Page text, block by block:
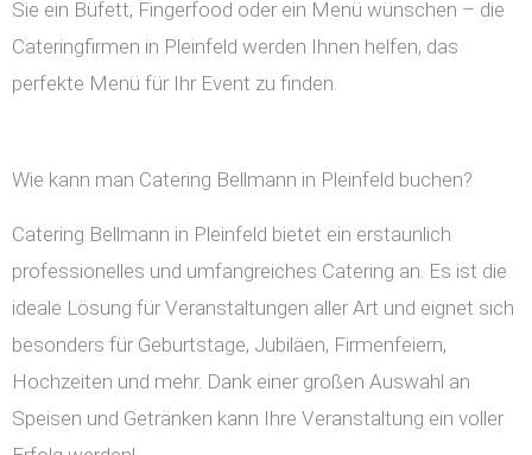
Sie ein Büfett, Fingerfood oder ein Menü wünschen – die
Cateringfirmen in Pleinfeld werden Ihnen helfen, das
perfekte Menü für Ihr Event zu finden.
Wie kann man Catering Bellmann in Pleinfeld buchen?
Catering Bellmann in Pleinfeld bietet ein erstaunlich
professionelles und umfangreiches Catering an. Es ist die
ideale Lösung für Veranstaltungen aller Art und eignet sich
besonders für Geburtstage, Jubiläen, Firmenfeiern,
Hochzeiten und mehr. Dank einer großen Auswahl an
Speisen und Getränken kann Ihre Veranstaltung ein voller